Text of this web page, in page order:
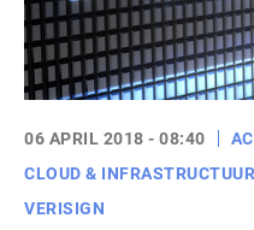
06 APRIL 2018 - 08:40
CLOUD & INFRASTRUCTUUR
VERISIGN